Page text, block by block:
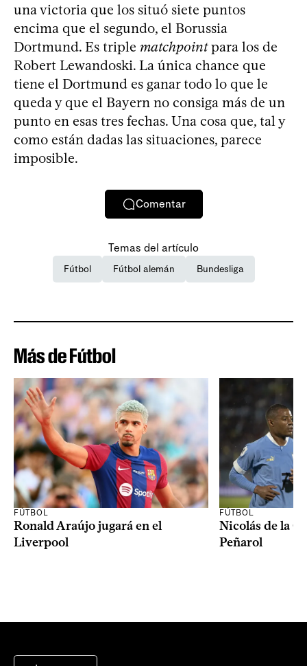
una victoria que los situó siete puntos
encima que el segundo, el Borussia
Dortmund. Es triple matchpointpara los de
Robert Lewandoski. La única chance que
tiene el Dortmund es ganar todo lo que le
queda y que el Bayern no consiga más de un
punto en esas tres fechas. Una cosa que, tal y
como están dadas las situaciones, parece
imposible.
Comentar
Temas del artículo
Fútbol Fútbol alemán Bundesliga
Más de Fútbol
FÚTBOL
Ronald Araújo jugará en el
Liverpool
FÚTBOL
Nicolás de la
Peñarol